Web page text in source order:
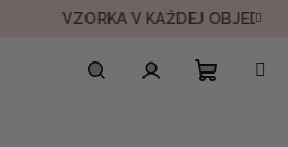
VZORKA V KAŽDEJ OBJEDNÁVKE